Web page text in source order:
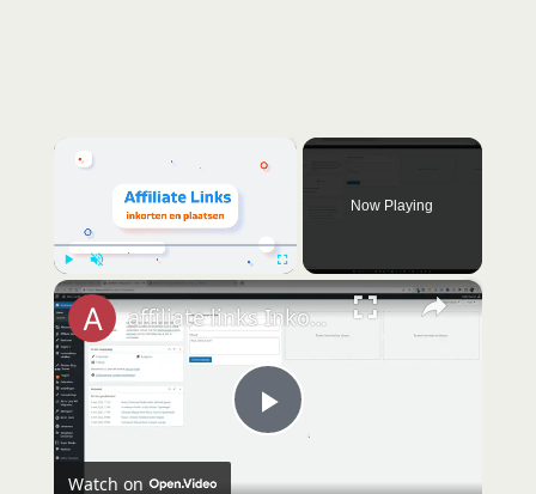
Play Unmute
Now Playing
×
P
affiliate links Inkorten plugin
Watch on